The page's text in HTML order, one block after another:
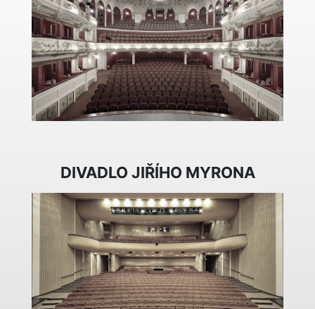
DIVADLO JIŘÍHO MYRONA